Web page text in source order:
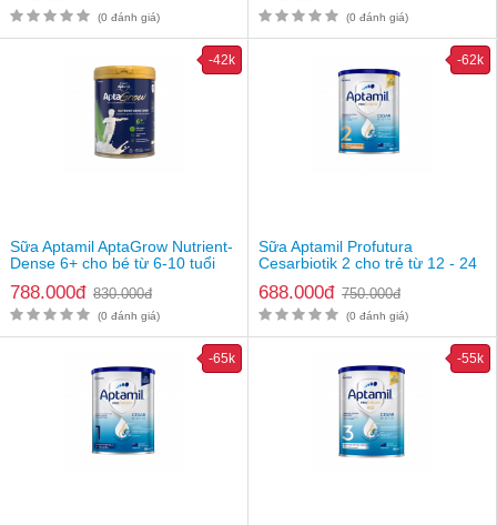
Sữa Aptamil Essensis Organic A2 Protein Milk số 2
(0 đánh giá) (0 đánh giá)
Sữa Aptamil AptaGrow Nutrient-
Dense 6+ cho bé từ 6-10 tuổi
788.000đ 830.000đ
-42k
(0 đánh giá)
Sữa Aptamil Profutura
Cesarbiotik 2 cho trẻ từ 12 - 24
688.000đ 750.000đ
-62k
(0 đánh giá)
-65k -55k